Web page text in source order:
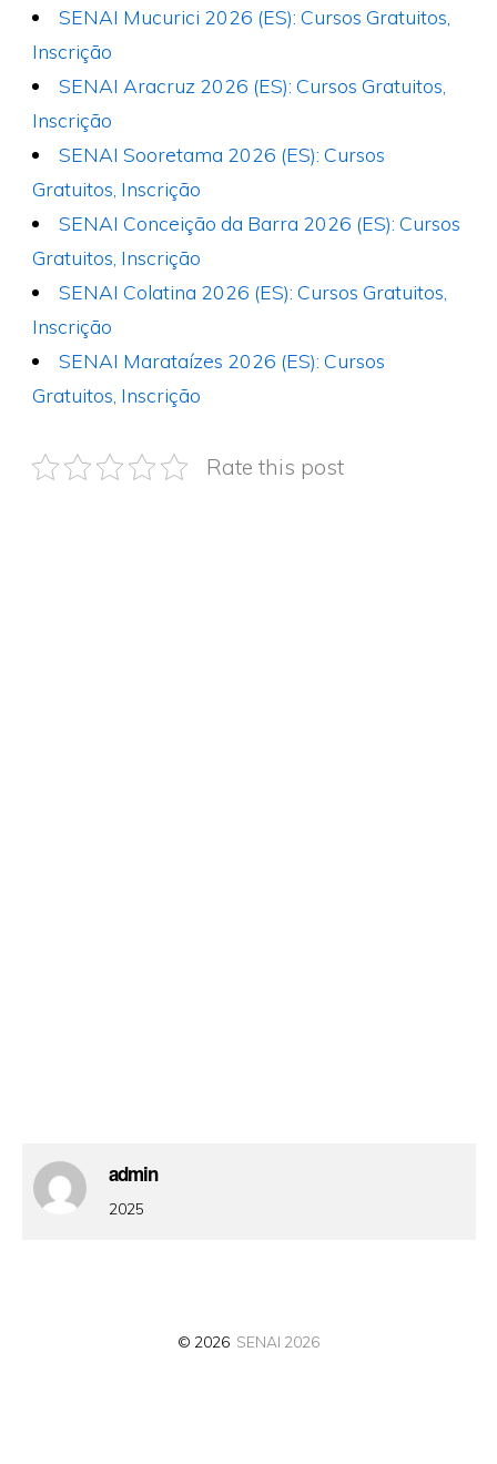
SENAI Mucurici 2026 (ES): Cursos Gratuitos,
Inscrição
SENAI Aracruz 2026 (ES): Cursos Gratuitos,
Inscrição
SENAI Sooretama 2026 (ES): Cursos
Gratuitos, Inscrição
SENAI Conceição da Barra 2026 (ES): Cursos
Gratuitos, Inscrição
SENAI Colatina 2026 (ES): Cursos Gratuitos,
Inscrição
SENAI Marataízes 2026 (ES): Cursos
Gratuitos, Inscrição
Rate this post
admin
2025
© 2026 SENAI 2026